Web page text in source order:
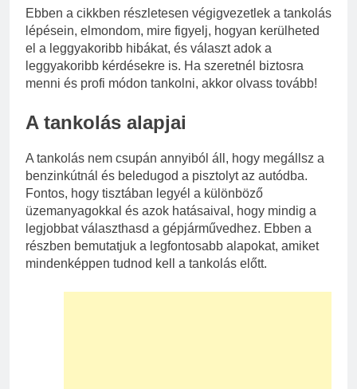
Ebben a cikkben részletesen végigvezetlek a tankolás
lépésein, elmondom, mire figyelj, hogyan kerülheted
el a leggyakoribb hibákat, és választ adok a
leggyakoribb kérdésekre is. Ha szeretnél biztosra
menni és profi módon tankolni, akkor olvass tovább!
A tankolás alapjai
A tankolás nem csupán annyiból áll, hogy megállsz a
benzinkútnál és beledugod a pisztolyt az autódba.
Fontos, hogy tisztában legyél a különböző
üzemanyagokkal és azok hatásaival, hogy mindig a
legjobbat választhasd a gépjárművedhez. Ebben a
részben bemutatjuk a legfontosabb alapokat, amiket
mindenképpen tudnod kell a tankolás előtt.